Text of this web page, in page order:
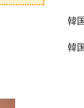
韓
韓